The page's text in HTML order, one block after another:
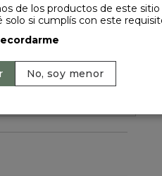
de los productos de este
solo si cumplís con este